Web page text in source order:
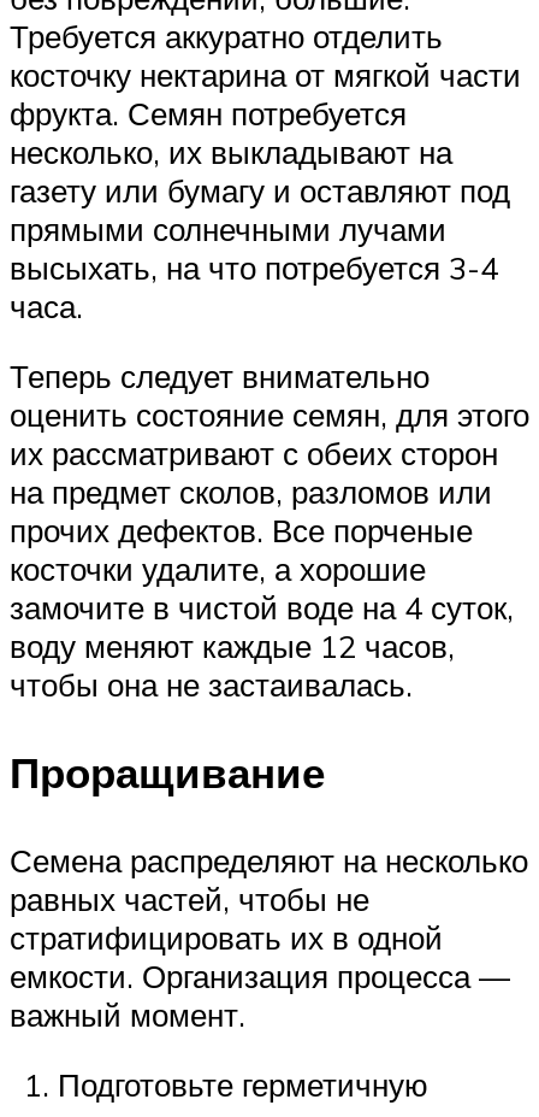
Требуется аккуратно отделить
косточку нектарина от мягкой части
фрукта. Семян потребуется
несколько, их выкладывают на
газету или бумагу и оставляют под
прямыми солнечными лучами
высыхать, на что потребуется 3-4
часа.
Теперь следует внимательно
оценить состояние семян, для этого
их рассматривают с обеих сторон
на предмет сколов, разломов или
прочих дефектов. Все порченые
косточки удалите, а хорошие
замочите в чистой воде на 4 суток,
воду меняют каждые 12 часов,
чтобы она не застаивалась.
Проращивание
Семена распределяют на несколько
равных частей, чтобы не
стратифицировать их в одной
емкости. Организация процесса —
важный момент.
Подготовьте герметичную